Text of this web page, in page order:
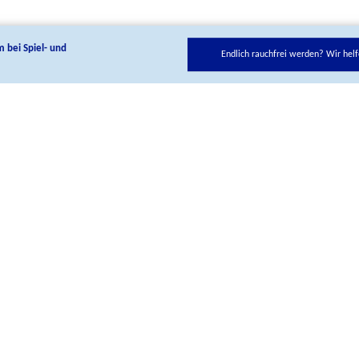
bei Spiel- und
Endlich rauchfrei werden? Wir